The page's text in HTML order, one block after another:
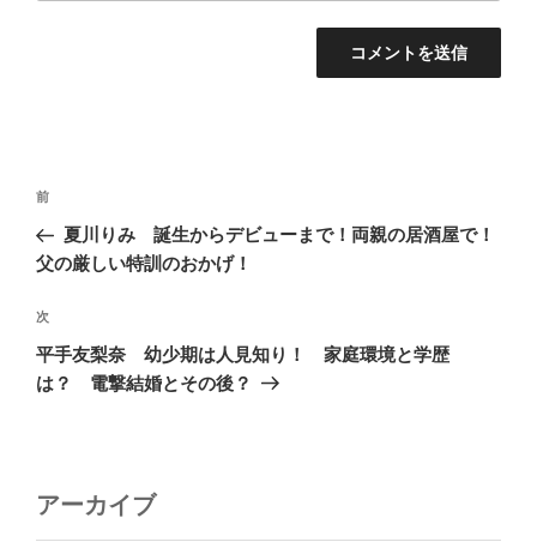
投
ナ
ゲ
ー
シ
前
の
投
前
夏川りみ 誕生からデビューまで！両親の居酒屋で！
父の厳しい特訓のおかげ！
次
の
投
次
平手友梨奈 幼少期は人見知り！ 家庭環境と学歴
は？ 電撃結婚とその後？
アーカイブ